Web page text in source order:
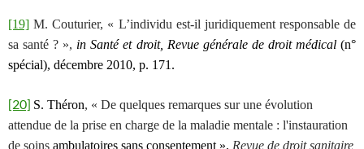
[19] M. Couturier, « L’individu est-il juridiquement responsable de
sa santé ? », in Santé et droit, Revue générale de droit médical(n°
spécial), décembre 2010, p. 171.
[20] S. Théron, « De quelques remarques sur une évolution
attendue de la prise en charge de la maladie mentale : l'instauration
de soins ambulatoires sans consentement », Revue de droit sanitaire